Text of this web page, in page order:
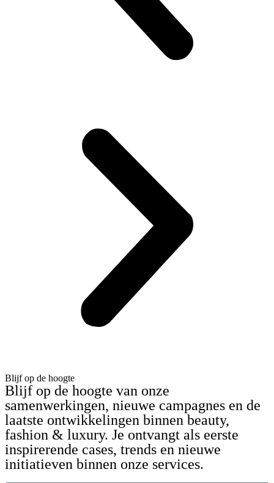
Blijf op de hoogte
Blijf op de hoogte van onze
samenwerkingen, nieuwe campagnes en de
laatste ontwikkelingen binnen beauty,
fashion & luxury. Je ontvangt als eerste
inspirerende cases, trends en nieuwe
initiatieven binnen onze services.